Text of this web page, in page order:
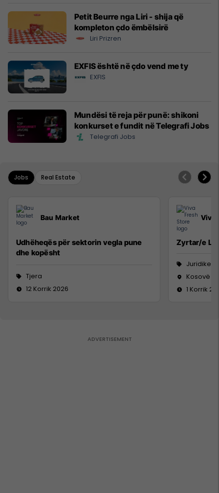
Petit Beurre nga Liri - shija që
kompleton çdo ëmbëlsirë
Liri Prizren
EXFIS është në çdo vend me ty
EXFIS
Mundësi të reja për punë: shikoni
konkurset e fundit në Telegrafi Jobs
Telegrafi Jobs
Jobs Real Estate
Bau Market
Udhëheqës për sektorin vegla pune
dhe kopësht
Tjera
12 Korrik 2026
Viva
Zyrtar/e
Juridike
Kosovë
1 Korrik